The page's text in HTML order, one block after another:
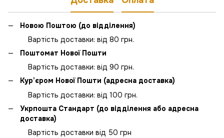
Новою Поштою (до відділення)
Вартість доставки: від 80 грн.
Поштомат Нової Пошти
Вартість доставки: від 90 грн.
Кур’єром Нової Пошти (адресна доставка)
Вартість доставки: від 100 грн.
Укрпошта Стандарт (до відділення або адресна
доставка)
Вартість доставки від 50 грн